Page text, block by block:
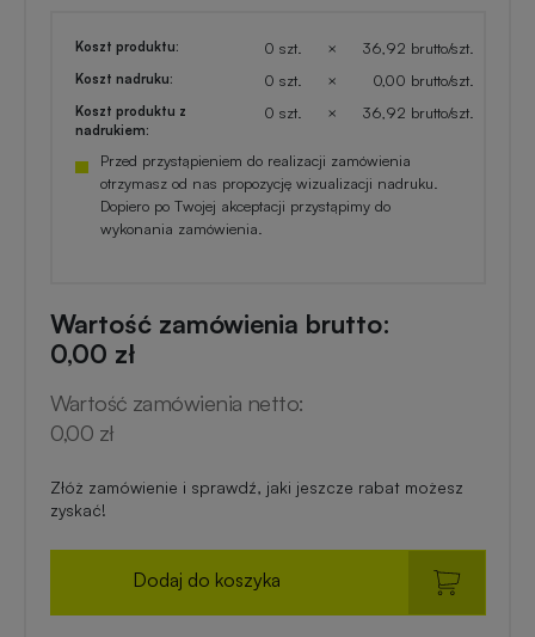
Koszt produktu: 0 szt. × 36,92 brutto/szt.
Koszt nadruku: 0 szt. × 0,00 brutto/szt.
Koszt produktu z
nadrukiem:
0 szt. × 36,92 brutto/szt.
Przed przystąpieniem do realizacji zamówienia
otrzymasz od nas propozycję wizualizacji nadruku.
Dopiero po Twojej akceptacji przystąpimy do
wykonania zamówienia.
Wartość zamówienia brutto:
0,00 zł
Wartość zamówienia netto:
0,00 zł
Złóż zamówienie i sprawdź, jaki jeszcze rabat możesz
zyskać!
Dodaj do koszyka